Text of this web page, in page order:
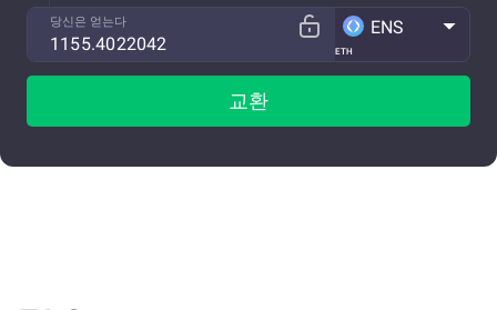
당신은 얻는다
ETH
ENS
교환